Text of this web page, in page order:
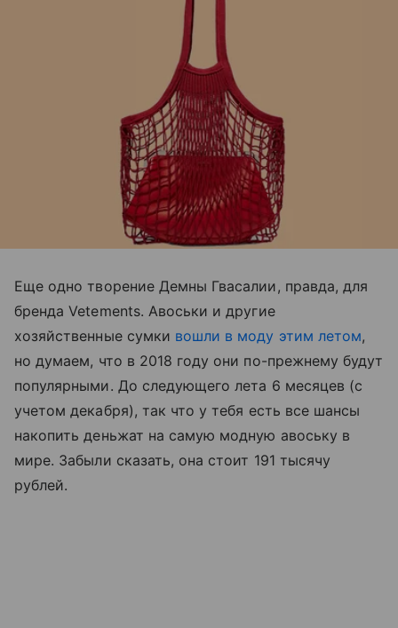
Еще одно творение Демны Гвасалии, правда, для
бренда Vetements. Авоськи и другие
хозяйственные сумки вошли в моду этим летом,
но думаем, что в 2018 году они по-прежнему будут
популярными. До следующего лета 6 месяцев (с
учетом декабря), так что у тебя есть все шансы
накопить деньжат на самую модную авоську в
мире. Забыли сказать, она стоит 191 тысячу
рублей.